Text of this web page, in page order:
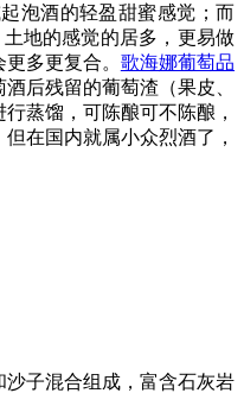
泡酒的轻盈甜蜜感觉；而
地的感觉的居多，更易做
多更复合。 歌海娜葡萄品
后残留的葡萄渣（果皮、
蒸馏，可陈酿可不陈酿，
在国内就属小众烈酒了，
子混合组成，富含石灰岩